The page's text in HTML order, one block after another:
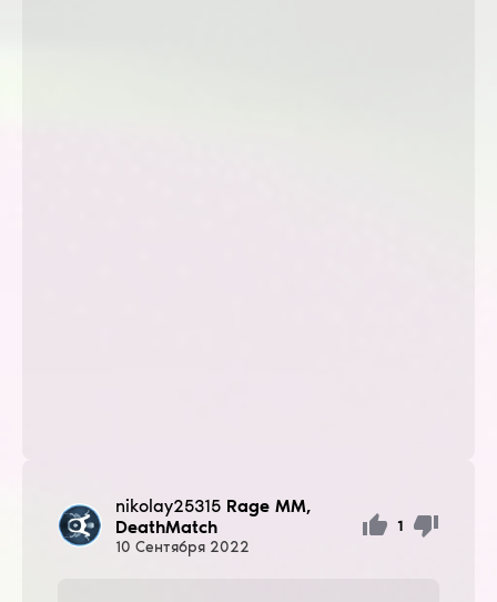
nikolay25315 Rage MM,
DeathMatch
10 Сентября 2022
1